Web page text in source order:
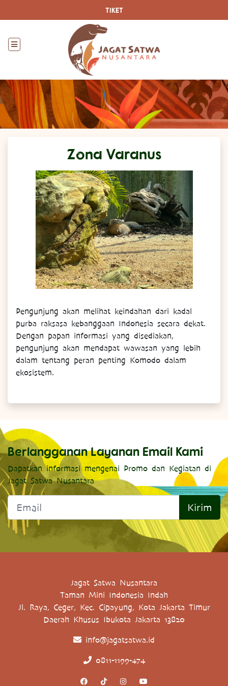
TIKET
Zona Varanus
Pengunjung akan melihat keindahan dari kadal
purba raksasa kebanggaan Indonesia secara dekat.
Dengan papan informasi yang disediakan,
pengunjung akan mendapat wawasan yang lebih
dalam tentang peran penting Komodo dalam
ekosistem.
Berlangganan Layanan Email Kami
Dapatkan informasi mengenai Promo dan Kegiatan di
Jagat Satwa Nusantara
Kirim
Jagat Satwa Nusantara
Taman Mini Indonesia Indah
Jl. Raya, Ceger, Kec. Cipayung, Kota Jakarta Timur
Daerah Khusus Ibukota Jakarta 13820
info@jagatsatwa.id
0811-1199-474